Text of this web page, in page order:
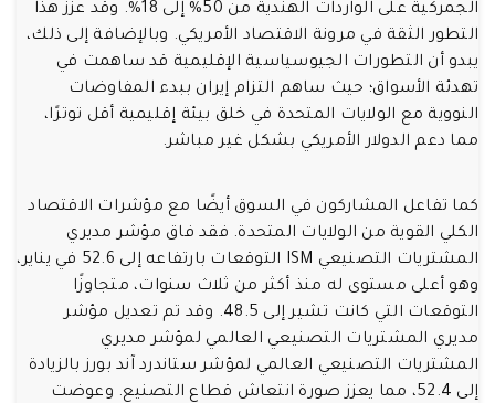
الجمركية على الواردات الهندية من 50% إلى 18%. وقد عزز هذا
التطور الثقة في مرونة الاقتصاد الأمريكي. وبالإضافة إلى ذلك،
يبدو أن التطورات الجيوسياسية الإقليمية قد ساهمت في
تهدئة الأسواق؛ حيث ساهم التزام إيران ببدء المفاوضات
النووية مع الولايات المتحدة في خلق بيئة إقليمية أقل توترًا،
مما دعم الدولار الأمريكي بشكل غير مباشر.
كما تفاعل المشاركون في السوق أيضًا مع مؤشرات الاقتصاد
الكلي القوية من الولايات المتحدة. فقد فاق مؤشر مديري
المشتريات التصنيعي ISM التوقعات بارتفاعه إلى 52.6 في يناير،
وهو أعلى مستوى له منذ أكثر من ثلاث سنوات، متجاوزًا
التوقعات التي كانت تشير إلى 48.5. وقد تم تعديل مؤشر
مديري المشتريات التصنيعي العالمي لمؤشر مديري
المشتريات التصنيعي العالمي لمؤشر ستاندرد آند بورز بالزيادة
إلى 52.4، مما يعزز صورة انتعاش قطاع التصنيع. وعوضت